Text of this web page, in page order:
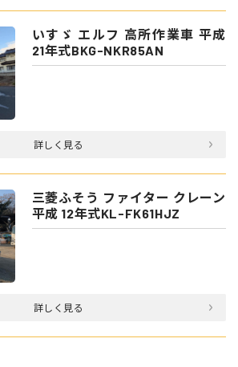
いすゞ エルフ 高所作業車 平成
21年式BKG-NKR85AN
詳しく見る
三菱ふそう ファイター クレーン
平成 12年式KL-FK61HJZ
詳しく見る